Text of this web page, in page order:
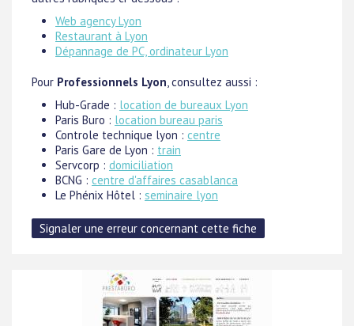
Web agency Lyon
Restaurant à Lyon
Dépannage de PC, ordinateur Lyon
Pour Professionnels Lyon, consultez aussi :
Hub-Grade : location de bureaux Lyon
Paris Buro : location bureau paris
Controle technique lyon : centre
Paris Gare de Lyon : train
Servcorp : domiciliation
BCNG : centre d'affaires casablanca
Le Phénix Hôtel : seminaire lyon